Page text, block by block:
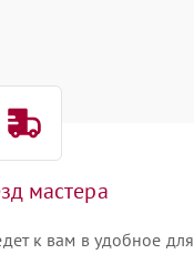
мастера
к вам в удобное для